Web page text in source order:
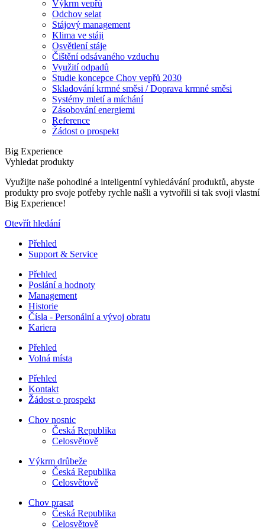
Výkrm vepřů
Odchov selat
Stájový management
Klima ve stáji
Osvětlení stáje
Čištění odsávaného vzduchu
Využití odpadů
Studie koncepce Chov vepřů 2030
Skladování krmné směsi / Doprava krmné směsi
Systémy mletí a míchání
Zásobování energiemi
Reference
Žádost o prospekt
Big Experience
Vyhledat produkty
Využijte naše pohodlné a inteligentní vyhledávání produktů, abyste
produkty pro svoje potřeby rychle našli a vytvořili si tak svoji vlastní
Big Experience!
Otevřít hledání
Přehled
Support & Service
Přehled
Poslání a hodnoty
Management
Historie
Čísla - Personální a vývoj obratu
Kariera
Přehled
Volná místa
Přehled
Kontakt
Žádost o prospekt
Chov nosnic
Česká Republika
Celosvětově
Výkrm drůbeže
Česká Republika
Celosvětově
Chov prasat
Česká Republika
Celosvětově